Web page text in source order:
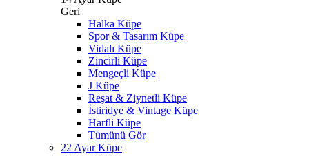
Geri
Halka Küpe
Spor & Tasarım Küpe
Vidalı Küpe
Zincirli Küpe
Mengeçli Küpe
J Küpe
Reşat & Ziynetli Küpe
İstiridye & Vintage Küpe
Harfli Küpe
Tümünü Gör
22 Ayar Küpe